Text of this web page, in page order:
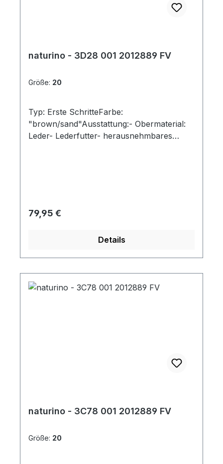
naturino - 3D28 001 2012889 FV
Größe: 20
Typ: Erste SchritteFarbe:
"brown/sand"Ausstattung:- Obermaterial:
Leder- Lederfutter- herausnehmbares
Regulärer Preis:
79,95 €
Details
naturino - 3C78 001 2012889 FV
Größe: 20